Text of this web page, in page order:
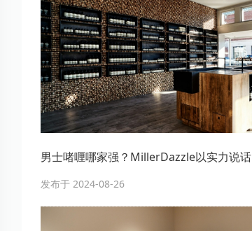
男士啫喱哪家强？MillerDazzle以实力说话
发布于 2024-08-26